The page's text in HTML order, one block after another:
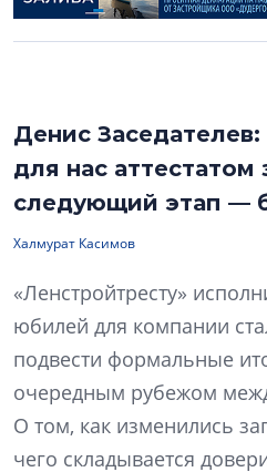
Денис Заседателев:
для нас аттестатом
следующий этап —
Халмурат Касимов
«Ленстройтресту»
юбилей для компании
подвести формальные
очередным рубежом
О том, как изменились
чего складывается